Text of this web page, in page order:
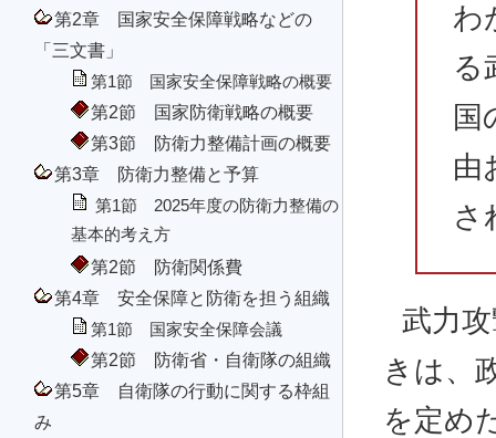
第2章 国家安全保障戦略などの
「三文書」
第1節 国家安全保障戦略の概要
第2節 国家防衛戦略の概要
第3節 防衛力整備計画の概要
第3章 防衛力整備と予算
第1節 2025年度の防衛力整備の
基本的考え方
第2節 防衛関係費
第4章 安全保障と防衛を担う組織
第1節 国家安全保障会議
第2節 防衛省・自衛隊の組織
第5章 自衛隊の行動に関する枠組
み
わ
る
国
由
さ
武力
きは、
を定め